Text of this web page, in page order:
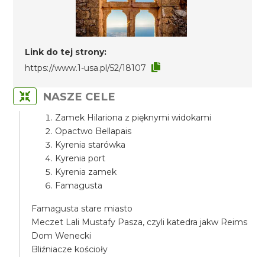
Link do tej strony:
https://www.1-usa.pl/52/18107
NASZE CELE
Zamek Hilariona z pięknymi widokami
Opactwo Bellapais
Kyrenia starówka
Kyrenia port
Kyrenia zamek
Famagusta
Famagusta stare miasto
Meczet Lali Mustafy Pasza, czyli katedra jakw Reims
Dom Wenecki
Bliźniacze kościoły